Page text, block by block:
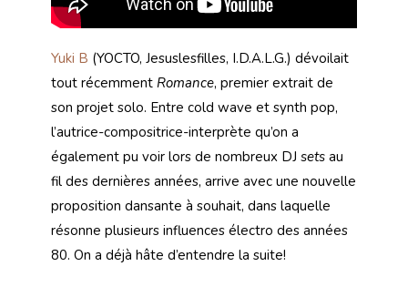
Yuki B (YOCTO, Jesuslesfilles, I.D.A.L.G.) dévoilait
tout récemment Romance, premier extrait de
son projet solo. Entre cold wave et synth pop,
l’autrice-compositrice-interprète qu’on a
également pu voir lors de nombreux DJ sets au
fil des dernières années, arrive avec une nouvelle
proposition dansante à souhait, dans laquelle
résonne plusieurs influences électro des années
80. On a déjà hâte d’entendre la suite!